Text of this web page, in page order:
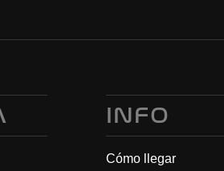
INFO
Cómo llegar